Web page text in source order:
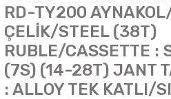
RD-TY200
ÇELİK/STEEL (38T)
RUBLE/CASSETTE :
(7S) (14-28T) JANT
: ALLOY TEK KATLI/